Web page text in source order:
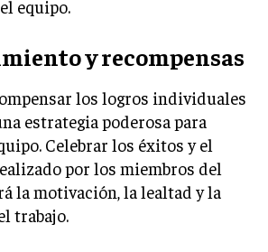
equipo.
y recompensas
los logros individuales
estrategia poderosa para
Celebrar los éxitos y el
por los miembros del
la motivación, la lealtad y la
trabajo.